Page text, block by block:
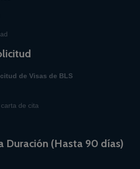
de Visas de BLS
de cita
Duración (Hasta 90 días)